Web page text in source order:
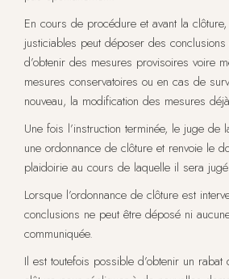
En cours de procédure et avant la
justiciables peut déposer des conclusions
d’obtenir des mesures provisoires voire
mesures conservatoires ou en cas de
nouveau, la modification des mesures
Une fois l’instruction terminée, le juge de
une ordonnance de clôture et renvoie le
plaidoirie au cours de laquelle il sera
Lorsque l’ordonnance de clôture est
conclusions ne peut être déposé ni
communiquée.
Il est toutefois possible d’obtenir un rabat